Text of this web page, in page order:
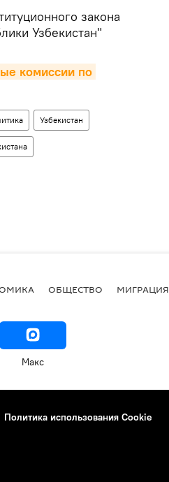
закона
Узбекистан"
комиссии по
Узбекистан
ОБЩЕСТВО МИГРАЦИЯ
Макс
Политика использования Cookie